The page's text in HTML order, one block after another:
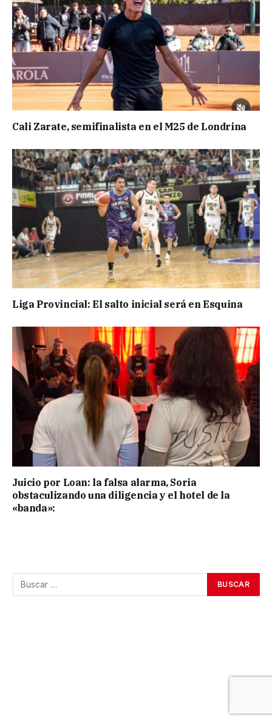
Cali Zarate, semifinalista en el M25 de Londrina
Liga Provincial: El salto inicial será en Esquina
Juicio por Loan: la falsa alarma, Soria
obstaculizando una diligencia y el hotel de la
«banda»: